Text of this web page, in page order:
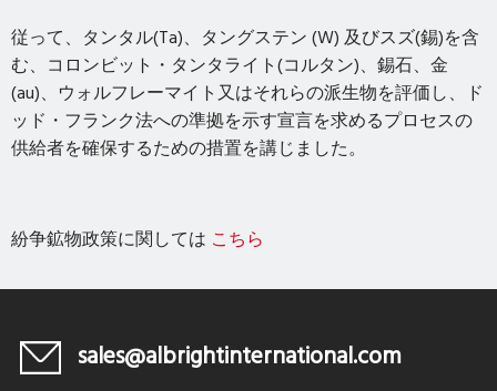
従って、タンタル(Ta)、 タングステン(W)及びスズ(錫)を含
む、コロンビット・タンタライト(コルタン)、 錫石、金
(au)、ウォルフレーマイト又はそれらの派生物を評価し、ド
ッド・フランク法への準拠を示す宣言を求めるプロセスの
供給者を確保するための措置を講じました。
紛争鉱物政策に関しては こちら
sales@albrightinternational.com